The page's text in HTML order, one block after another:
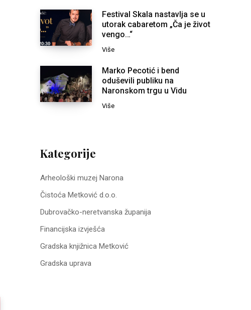
Festival Skala nastavlja se u
utorak cabaretom „Ča je život
vengo…“
Više
Marko Pecotić i bend
oduševili publiku na
Naronskom trgu u Vidu
Više
Kategorije
Arheološki muzej Narona
Čistoća Metković d.o.o.
Dubrovačko-neretvanska županija
Financijska izvješća
Gradska knjižnica Metković
Gradska uprava